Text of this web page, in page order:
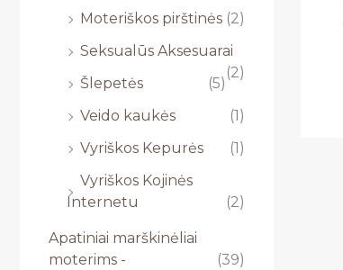
Moteriškos pirštinės (2)
Seksualūs Aksesuarai
(2)
Šlepetės
(5)
Veido kaukės
(1)
Vyriškos Kepurės
(1)
Vyriškos Kojinės
Internetu
(2)
Apatiniai marškinėliai
moterims -
(39)